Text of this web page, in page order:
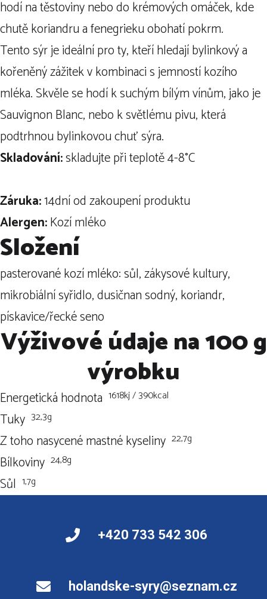
hodí na těstoviny nebo do krémových omáček, kde
chutě koriandru a fenegrieku obohatí pokrm.
Tento sýr je ideální pro ty, kteří hledají bylinkový a
kořeněný zážitek v kombinaci s jemností kozího
mléka. Skvěle se hodí k suchým bílým vínům, jako je
Sauvignon Blanc, nebo k světlému pivu, která
podtrhnou bylinkovou chuť sýra.
Skladování:skladujte při teplotě 4-8°C
Záruka:14dní od zakoupení produktu
Alergen:Kozí mléko
Složení
pasterované kozí mléko: sůl, zákysové kultury,
mikrobiální syřidlo, dusičnan sodný, koriandr,
pískavice/řecké seno
Výživové údaje na 100 g
výrobku
Energetická hodnota 1618kj / 390kcal
Tuky 32,3g
Z toho nasycené mastné kyseliny 22,7g
Bílkoviny 24,8g
Sůl 1,7g
+420 733 542 306
holandske-syry@seznam.cz